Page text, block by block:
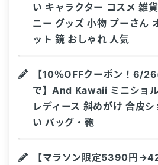
い キャラクター コスメ 雑
ニー グッズ 小物 プーさん
ット 鏡 おしゃれ 人気
【10％OFFクーポン！6/
で】And Kawaii ミニショ
レディース 斜めがけ 合皮
い バッグ・鞄
【マラソン限定5390円